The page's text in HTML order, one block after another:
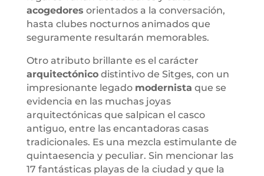
acogedores orientados a la conversación,
hasta clubes nocturnos animados que
seguramente resultarán memorables.
Otro atributo brillante es el carácter
arquitectónicodistintivo de Sitges, con un
impresionante legado modernista que se
evidencia en las muchas joyas
arquitectónicas que salpican el casco
antiguo, entre las encantadoras casas
tradicionales. Es una mezcla estimulante de
quintaesencia y peculiar. Sin mencionar las
17 fantásticas playas de la ciudad y que la